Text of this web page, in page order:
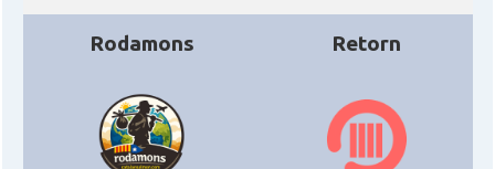
Rodamons Retorn